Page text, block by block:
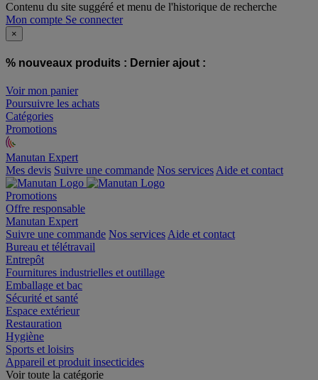
Contenu du site suggéré et menu de l'historique de recherche
Mon compte Se connecter
×
% nouveaux produits : Dernier ajout :
Voir mon panier
Poursuivre les achats
Catégories
Promotions
Manutan Expert
offre reconditionnée
Mes devis Suivre une commande Nos services
Promotions
Offre responsable
Manutan Expert
Suivre une commande
Bureau et télétravail
Entrepôt
Fournitures industrielles et outillage
Emballage et bac
Sécurité et santé
Espace extérieur
Restauration
Hygiène
Sports et loisirs
Appareil et produit insecticides